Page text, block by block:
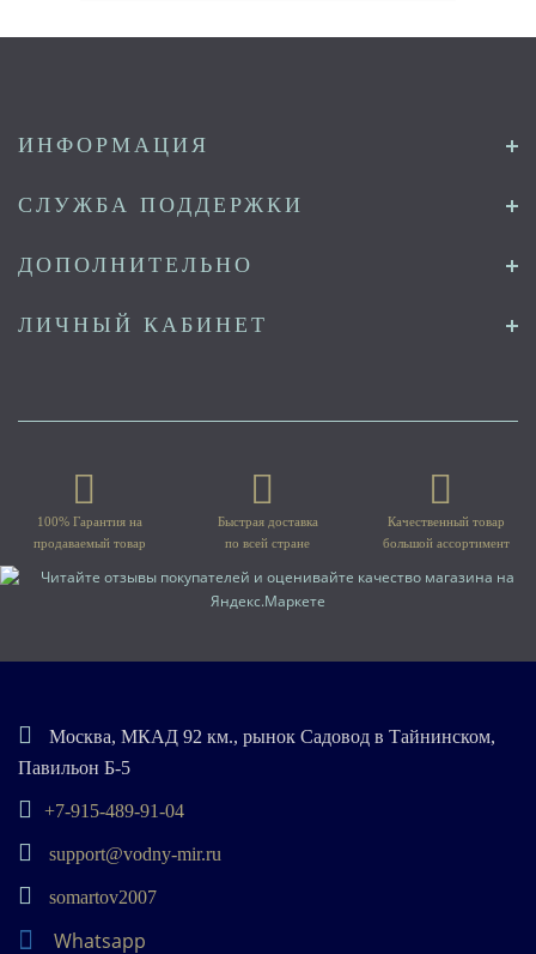
ИНФОРМАЦИЯ
СЛУЖБА ПОДДЕРЖКИ
ДОПОЛНИТЕЛЬНО
ЛИЧНЫЙ КАБИНЕТ
100% Гарантия на
продаваемый товар
Быстрая доставка
по всей стране
Качественный товар
большой ассортимент
Москва, МКАД 92 км., рынок Садовод в Тайнинском,
Павильон Б-5
+7-915-489-91-04
support@vodny-mir.ru
somartov2007
Whatsapp